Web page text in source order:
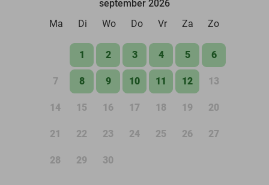
september 2026
Ma
Di Wo Do Vr Za Zo
1 2 3 4 5 6
7 8 9 10 11 12 13
14 15 16 17 18 19 20
21 22 23 24 25 26 27
28 29 30